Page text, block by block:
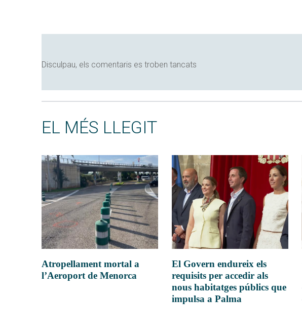
Disculpau, els comentaris es troben tancats
EL MÉS LLEGIT
Atropellament mortal a
l’Aeroport de Menorca
El Govern endureix els
requisits per accedir als
nous habitatges públics que
impulsa a Palma